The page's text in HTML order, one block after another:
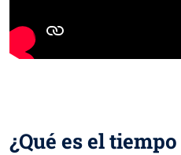
¿Qué es el